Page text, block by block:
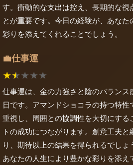
す。衝動的な支出は控え、長期的な視
とが重要です。今日の経験が、あなた
彩りを添えてくれることでしょう。
💼仕事運
★★★★★
仕事運は、金の力強さと陰のバランス
日です。アマンドショコラの持つ特性
重視し、周囲との協調性を大切にする
トの成功につながります。創意工夫と
り、期待以上の結果を得られるでしょ
あなたの人生により豊かな彩りを添え